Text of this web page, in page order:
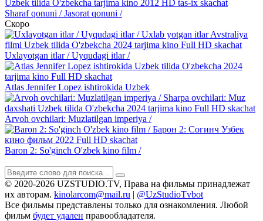
Sharaf qonuni / Jasorat qonuni /
Скоро
Uxlayotgan itlar / Uyqudagi itlar /
Atlas Jennifer Lopez ishtirokida Uzbek
Arvoh ovchilari: Muzlatilgan imperiya /
Baron 2: So'ginch O'zbek kino film /
© 2020-2026 UZSTUDIO.TV, Права на фильмы принадлежат
их авторам. kinolarcom@mail.ru | @UzStudioTvbot
Все фильмы представлены только для ознакомления. Любой
фильм будет удален правообладателя.